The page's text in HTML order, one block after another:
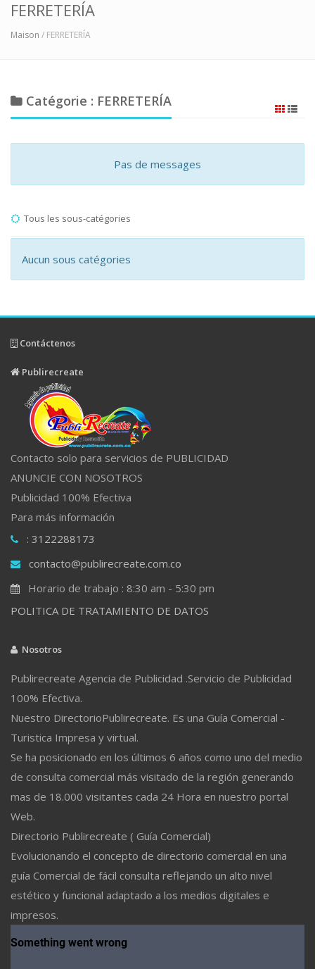
FERRETERÍA
Maison / FERRETERÍA
Catégorie : FERRETERÍA
Pas de messages
Tous les sous-catégories
Aucun sous catégories
Contáctenos
Publirecreate
Contacto solo para servicios de PUBLICIDAD
ANUNCIE CON NOSOTROS
Publicidad 100% Efectiva
Para más información
: 3122288173
contacto@publirecreate.com.co
Horario de trabajo : 8:30 am - 5:30 pm
POLITICA DE TRATAMIENTO DE DATOS
Nosotros
Publirecreate Agencia de Publicidad .Servicio de Publicidad
100% Efectiva.
Nuestro DirectorioPublirecreate. Es una Guía Comercial -
Turistica Impresa y virtual.
Se ha posicionado en los últimos 6 años como uno del medio
de consulta comercial más visitado de la región generando
mas de 18.000 visitantes cada 24 Hora en nuestro portal
Web.
Directorio Publirecreate ( Guía Comercial)
Evolucionando el concepto de directorio comercial en una
guía Comercial de fácil consulta reflejando un alto nivel
estético y funcional adaptado a los medios digitales e
impresos.